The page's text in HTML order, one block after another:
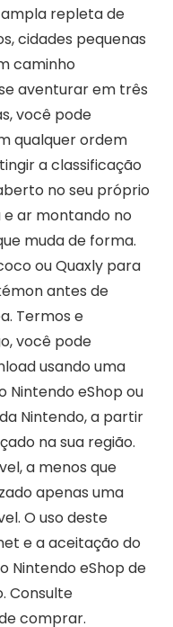
repleta de
cidades pequenas
caminho
aventurar em três
você pode
qualquer ordem
a classificação
no seu próprio
ar montando no
muda de forma.
ou Quaxly para
antes de
Termos e
você pode
usando uma
Nintendo eShop ou
Nintendo, a partir
na sua região.
a menos que
apenas uma
O uso deste
e a aceitação do
Nintendo eShop de
Consulte
comprar.